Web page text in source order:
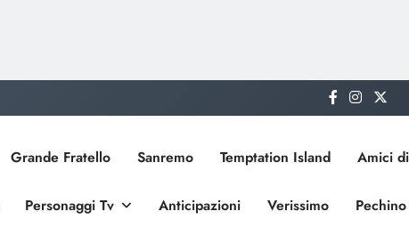
Grande Fratello Sanremo Temptation Island Amici
Personaggi Tv Anticipazioni Verissimo